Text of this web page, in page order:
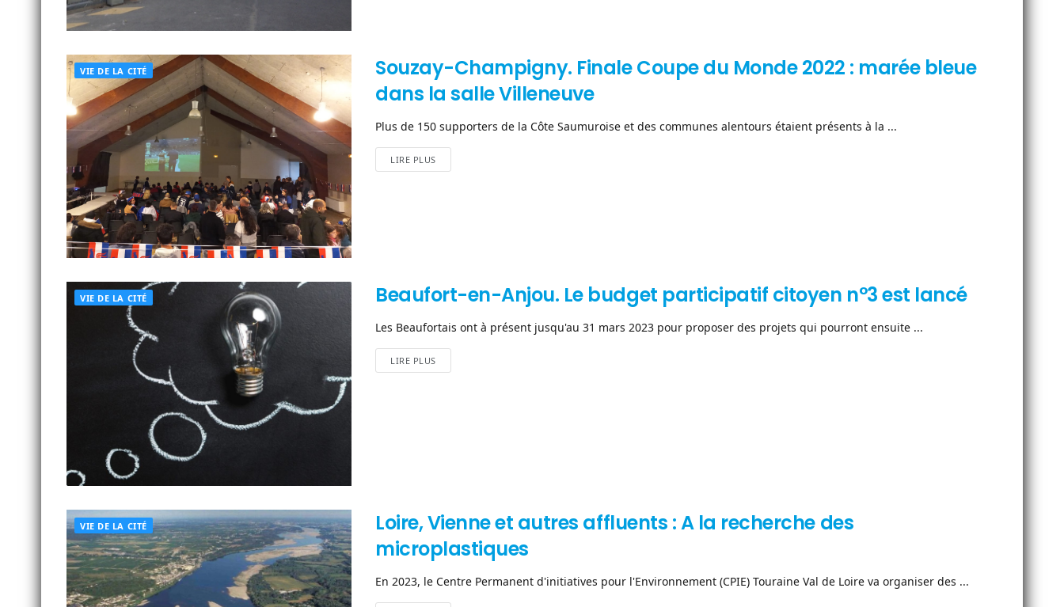
VIE DE LA CITÉ
Souzay-Champigny. Finale Coupe du Monde 2022 : marée bleue
dans la salle Villeneuve
Plus de 150 supporters de la Côte Saumuroise et des communes alentours étaient présents à la ...
LIRE PLUS
VIE DE LA CITÉ Beaufort-en-Anjou. Le budget participatif citoyen n°3 est lancé
Les Beaufortais ont à présent jusqu'au 31 mars 2023 pour proposer des projets qui pourront ensuite ...
LIRE PLUS
VIE DE LA CITÉ
Loire, Vienne et autres affluents : A la recherche des
microplastiques
En 2023, le Centre Permanent d'initiatives pour l'Environnement (CPIE) Touraine Val de Loire va organiser des ...